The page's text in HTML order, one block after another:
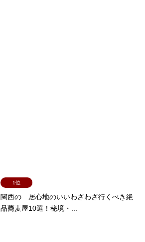
1位
関西の 居心地のいいわざわざ行くべき絶
品蕎麦屋10選！秘境・...